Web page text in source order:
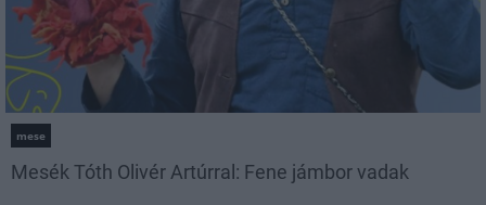
mese
Mesék Tóth Olivér Artúrral: Fene jámbor vadak